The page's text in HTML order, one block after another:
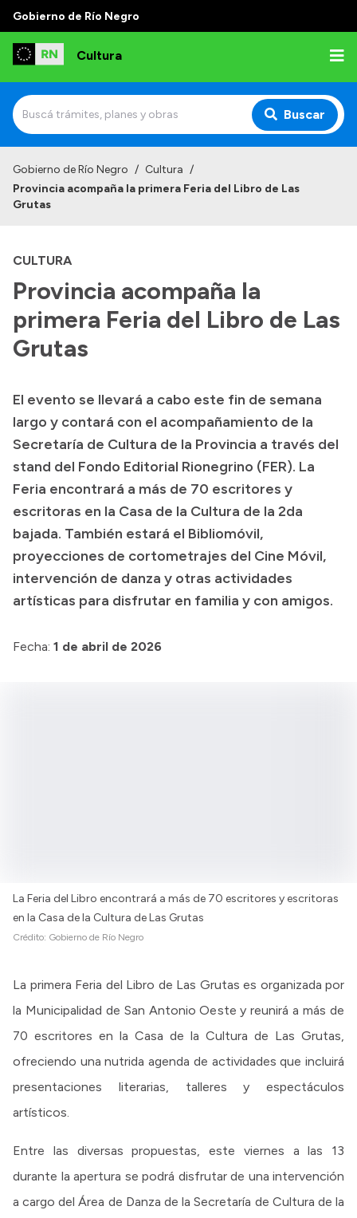
Gobierno de Río Negro
Cultura
Buscar
Institucional
Autoridades
Delegaciones
Normativa
Presupuesto
Boletín Oficial
Compras y licitaciones
Consulta de expedientes
Consulta de pago a proveedores
Convocatorias
Intranet
Login
Gobierno de Río Negro / Cultura /
Provincia acompaña la primera Feria del Libro de Las
Grutas
CULTURA
Provincia acompaña la
primera Feria del Libro de Las
Grutas
El evento se llevará a cabo este fin de semana
largo y contará con el acompañamiento de la
Secretaría de Cultura de la Provincia a través del
stand del Fondo Editorial Rionegrino (FER). La
Feria encontrará a más de 70 escritores y
escritoras en la Casa de la Cultura de la 2da
bajada. También estará el Bibliomóvil,
proyecciones de cortometrajes del Cine Móvil,
intervención de danza y otras actividades
artísticas para disfrutar en familia y con amigos.
Fecha: 1 de abril de 2026
La Feria del Libro encontrará a más de 70 escritores y escritoras
en la Casa de la Cultura de Las Grutas
Crédito: Gobierno de Río Negro
La primera Feria del Libro de Las Grutas es organizada por
la Municipalidad de San Antonio Oeste y reunirá a más de
70 escritores en la Casa de la Cultura de Las Grutas,
ofreciendo una nutrida agenda de actividades que incluirá
presentaciones literarias, talleres y espectáculos
artísticos.
Entre las diversas propuestas, este viernes a las 13
durante la apertura se podrá disfrutar de una intervención
a cargo del Área de Danza de la Secretaría de Cultura de la